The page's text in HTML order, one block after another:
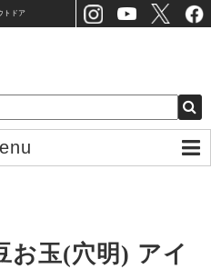
トドア
お玉(穴明) アイ